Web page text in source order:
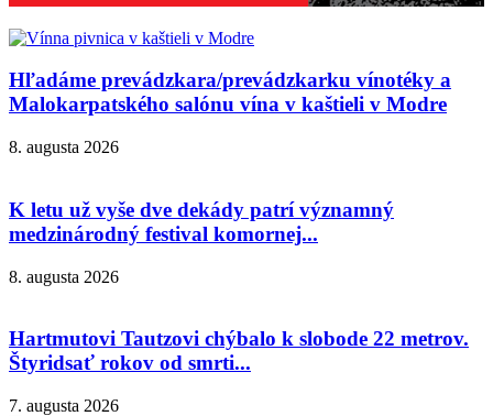
Hľadáme prevádzkara/prevádzkarku vínotéky a
Malokarpatského salónu vína v kaštieli v Modre
8. augusta 2026
K letu už vyše dve dekády patrí významný
medzinárodný festival komornej...
8. augusta 2026
Hartmutovi Tautzovi chýbalo k slobode 22 metrov.
Štyridsať rokov od smrti...
7. augusta 2026